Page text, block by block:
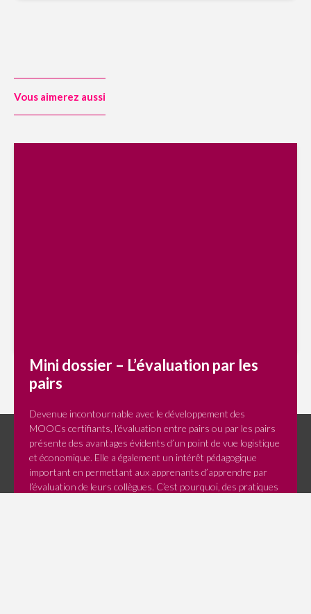
Vous aimerez aussi
Mini dossier – L’évaluation par les
pairs
Devenue incontournable avec le développement des
MOOCs certifiants, l’évaluation entre pairs ou par les pairs
présente des avantages évidents d’un point de vue logistique
et économique. Elle a également un intérêt pédagogique
important en permettant aux apprenants d’apprendre par
l’évaluation de leurs collègues. C’est pourquoi, des pratiques
Copyright © 2022 C-Campus- 15, rue de la fontaine - 94110 Arcueil
SIRET : 50089302900024 / NDA : 11754265075